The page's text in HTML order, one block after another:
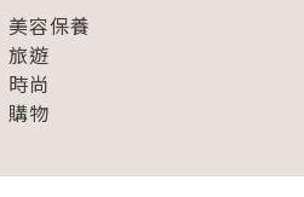
美容保養
旅遊
時尚
購物